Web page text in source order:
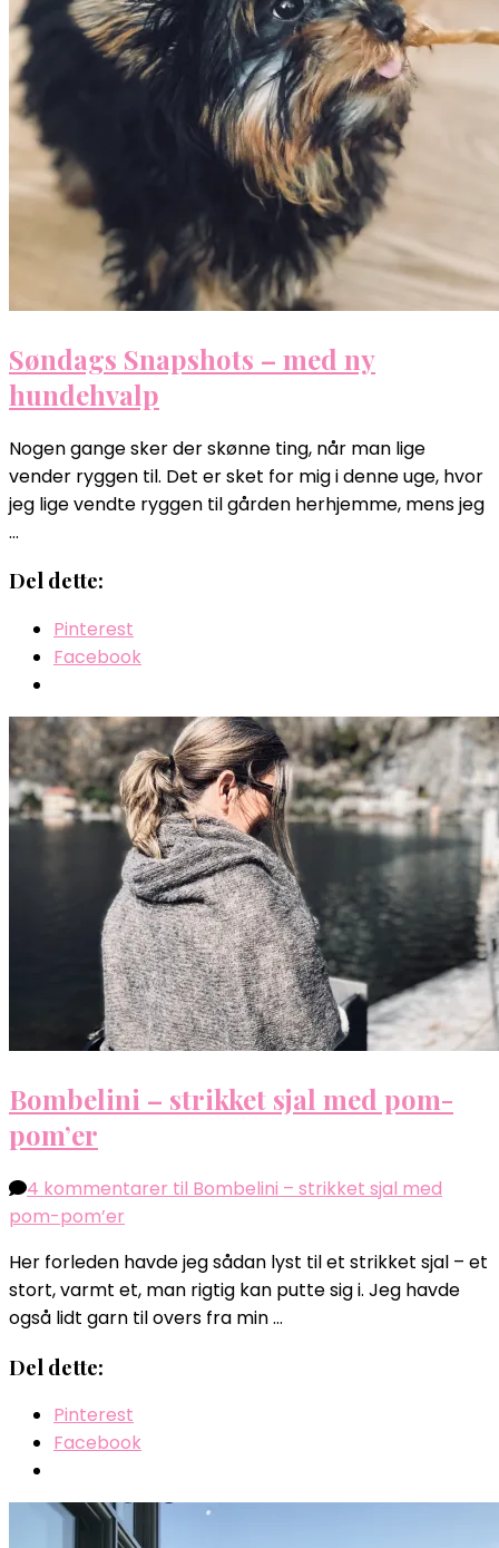
Søndags Snapshots – med ny
hundehvalp
Nogen gange sker der skønne ting, når man lige
vender ryggen til. Det er sket for mig i denne uge, hvor
jeg lige vendte ryggen til gården herhjemme, mens jeg
…
Del dette:
Pinterest
Facebook
Bombelini – strikket sjal med pom-
pom’er
4 kommentarer til Bombelini – strikket sjal med
pom-pom’er
Her forleden havde jeg sådan lyst til et strikket sjal – et
stort, varmt et, man rigtig kan putte sig i. Jeg havde
også lidt garn til overs fra min …
Del dette:
Pinterest
Facebook